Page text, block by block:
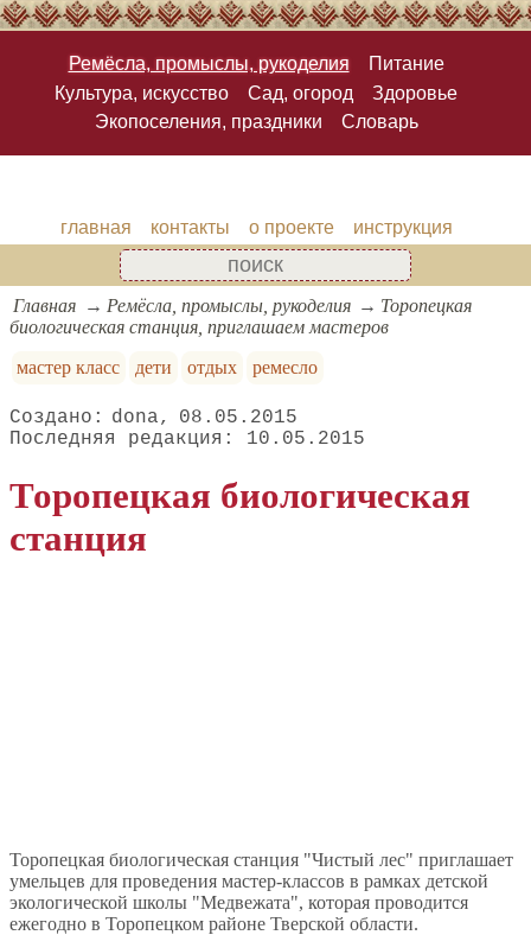
Ремёсла, промыслы, рукоделия
Питание
Культура, искусство
Сад, огород
Здоровье
Экопоселения, праздники
Словарь
главная контакты о проекте инструкция
Главная Ремёсла, промыслы, рукоделия
Торопецкая
биологическая станция, приглашаем мастеров
мастер класс
дети отдых ремесло
dona
08.05.2015
10.05.2015
Торопецкая биологическая
станция
Торопецкая биологическая станция "Чистый лес" приглашает
умельцев для проведения мастер-классов в рамках детской
экологической школы "Медвежата", которая проводится
ежегодно в Торопецком районе Тверской области.